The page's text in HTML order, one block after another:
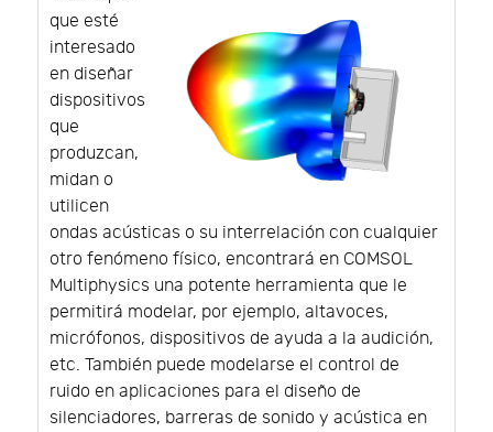
que esté
interesado
en diseñar
dispositivos
que
produzcan,
midan o
utilicen
ondas acústicas o su interrelación con cualquier
otro fenómeno físico, encontrará en COMSOL
Multiphysics una potente herramienta que le
permitirá modelar, por ejemplo, altavoces,
micrófonos, dispositivos de ayuda a la audición,
etc. También puede modelarse el control de
ruido en aplicaciones para el diseño de
silenciadores, barreras de sonido y acústica en